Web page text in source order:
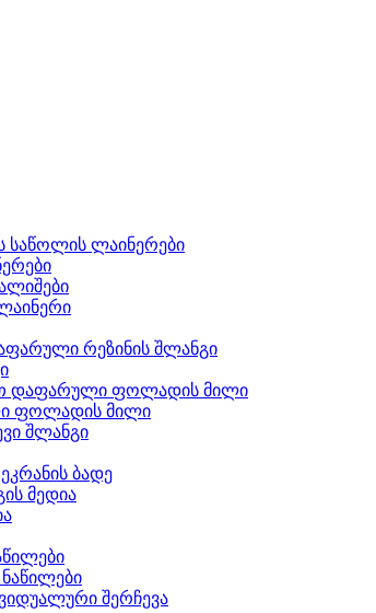
საწოლის ლაინერები
რეზინის შლანგი
დაფარული ფოლადის მილი
ფოლადის მილი
შლანგი
ბადე
მედია
შერჩევა